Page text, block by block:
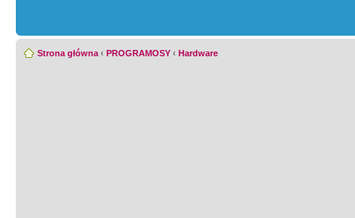
Strona główna ‹ PROGRAMOSY ‹ Hardware